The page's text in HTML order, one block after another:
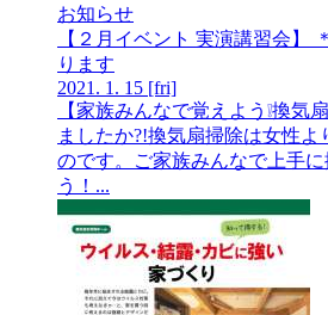
お知らせ
【２月イベント 実演講習会】
ります
2021. 1. 15 [fri]
【家族みんなで覚えよう❕換気
ましたか?!換気扇掃除は女性
のです。ご家族みんなで上手
う！...